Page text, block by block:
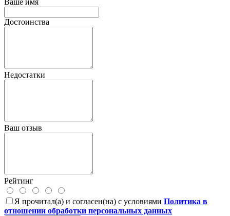
Достоинства
Недостатки
Ваш отзыв
Рейтинг
Я прочитал(а) и согласен(на) с условиями Политика в
отношении обработки персональных данных